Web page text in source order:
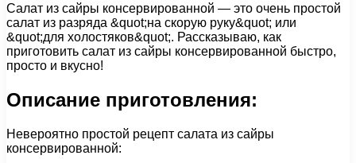
Салат из сайры консервированной — это очень простой
салат из разряда &quot;на скорую руку&quot; или
&quot;для холостяков&quot;. Рассказываю, как
приготовить салат из сайры консервированной быстро,
просто и вкусно!
Описание приготовления:
Невероятно простой рецепт салата из сайры
консервированной: